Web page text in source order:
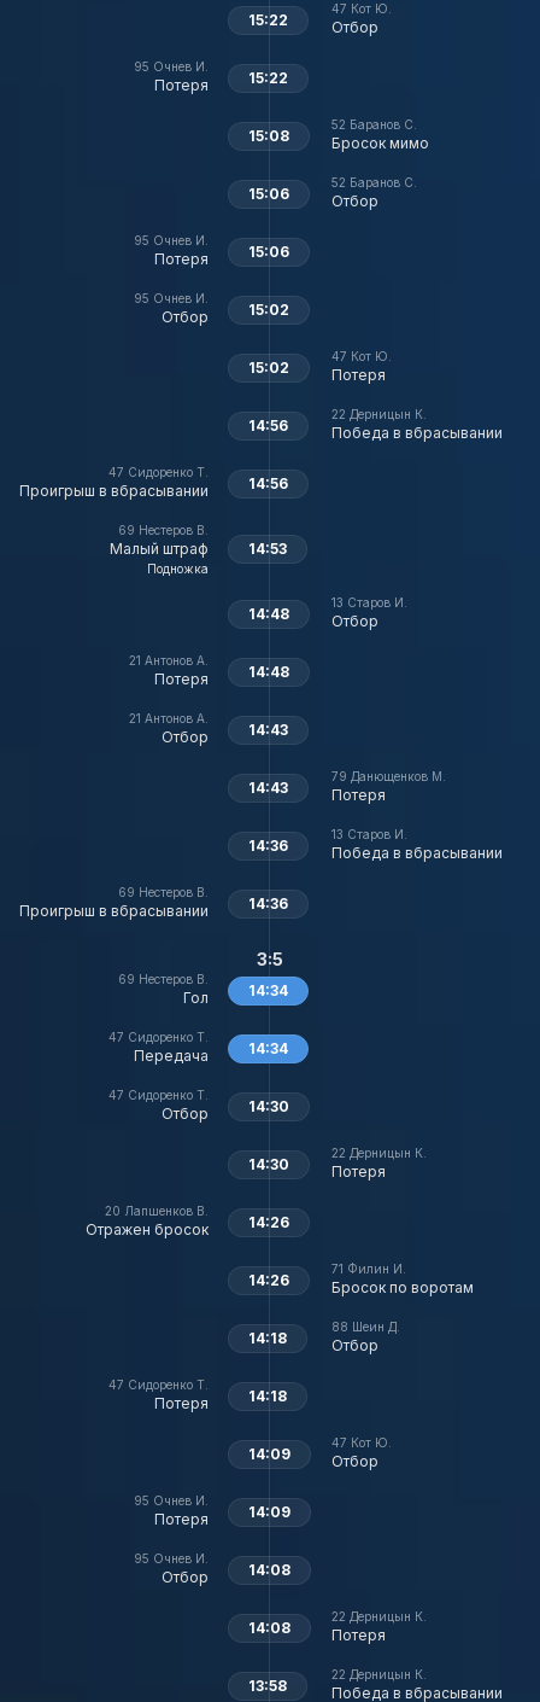
47 Кот Ю.
Отбор
15:22
95 Очнев И.
Потеря 15:22
52 Баранов С.
Бросок мимо
15:08
52 Баранов С.
Отбор
15:06
95 Очнев И.
Потеря 15:06
95 Очнев И.
Отбор 15:02
47 Кот Ю.
Потеря
15:02
22 Дерницын К.
Победа в вбрасывании
14:56
47 Сидоренко Т.
Проигрыш в вбрасывании 14:56
69 Нестеров В.
Малый штраф
Подножка
14:53
13 Старов И.
Отбор
14:48
21 Антонов А.
Потеря 14:48
21 Антонов А.
Отбор 14:43
79 Данющенков М.
Потеря
14:43
13 Старов И.
Победа в вбрасывании
14:36
69 Нестеров В.
Проигрыш в вбрасывании 14:36
69 Нестеров В.
Гол
3:5
14:34
47 Сидоренко Т.
Передача 14:34
47 Сидоренко Т.
Отбор 14:30
22 Дерницын К.
Потеря
14:30
20 Лапшенков В.
Отражен бросок 14:26
71 Филин И.
Бросок по воротам
14:26
88 Шеин Д.
Отбор
14:18
47 Сидоренко Т.
Потеря 14:18
47 Кот Ю.
Отбор
14:09
95 Очнев И.
Потеря 14:09
95 Очнев И.
Отбор 14:08
22 Дерницын К.
Потеря
14:08
22 Дерницын К.
Победа в вбрасывании
13:58